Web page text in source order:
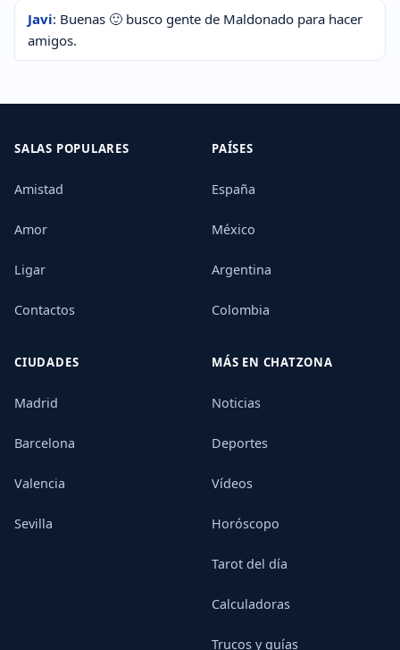
Javi: Buenas 🙂 busco gente de Maldonado para hacer
amigos.
SALAS POPULARES
Amistad
Amor
Ligar
Contactos
PAÍSES
España
México
Argentina
Colombia
CIUDADES
Madrid
Barcelona
Valencia
Sevilla
MÁS EN CHATZONA
Noticias
Deportes
Vídeos
Horóscopo
Tarot del día
Calculadoras
Trucos y guías